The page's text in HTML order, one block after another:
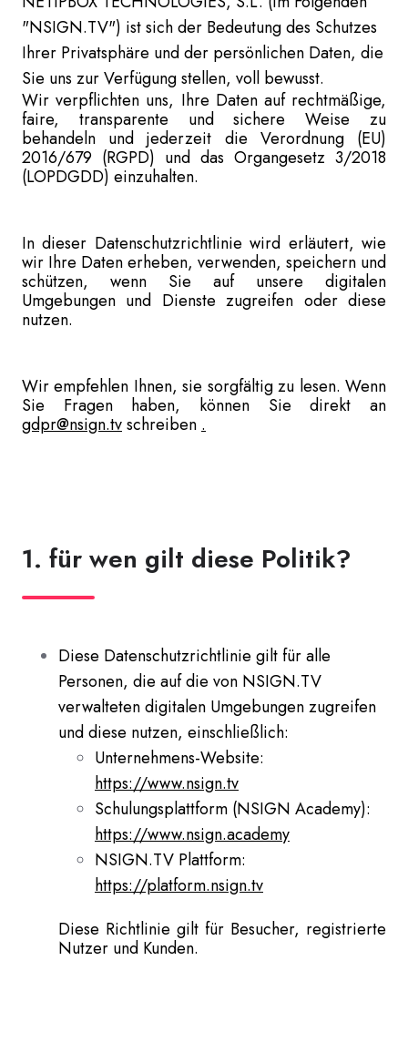
"NSIGN.TV") ist sich der Bedeutung des Schutzes
Ihrer Privatsphäre und der persönlichen Daten, die
Sie uns zur Verfügung stellen, voll bewusst.
Wir verpflichten uns, Ihre Daten auf rechtmäßige,
faire, transparente und sichere Weise zu
behandeln und jederzeit die Verordnung (EU)
2016/679 (RGPD) und das Organgesetz 3/2018
(LOPDGDD) einzuhalten.
In dieser Datenschutzrichtlinie wird erläutert, wie
wir Ihre Daten erheben, verwenden, speichern und
schützen, wenn Sie auf unsere digitalen
Umgebungen und Dienste zugreifen oder diese
nutzen.
Wir empfehlen Ihnen, sie sorgfältig zu lesen. Wenn
Sie Fragen haben, können Sie direkt an
gdpr@nsign.tvschreiben .
1. für wen gilt diese Politik?
Diese Datenschutzrichtlinie gilt für alle
Personen, die auf die von NSIGN.TV
verwalteten digitalen Umgebungen zugreifen
und diese nutzen, einschließlich:
Unternehmens-Website:
https://www.nsign.tv
Schulungsplattform (NSIGN Academy):
https://www.nsign.academy
NSIGN.TV Plattform:
https://platform.nsign.tv
Diese Richtlinie gilt für Besucher, registrierte
Nutzer und Kunden.